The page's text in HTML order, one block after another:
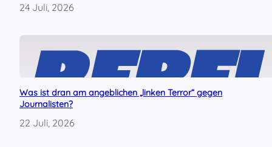
24 Juli, 2026
Was ist dran am angeblichen „linken Terror“ gegen
Journalisten?
22 Juli, 2026